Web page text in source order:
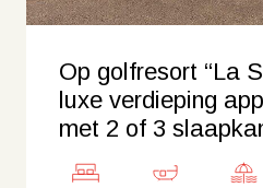
Op golfresort “La
luxe verdieping
met 2 of 3